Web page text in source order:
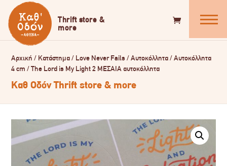
Αρχική / Κατάστημα/ Love Never Fails/Αυτοκόλλητα/Αυτοκόλλητα
4 cm /The Lord is My Light 2 ΜΕΣΑΙΑ αυτοκόλλητα
Καθ Οδόν Thrift store & more